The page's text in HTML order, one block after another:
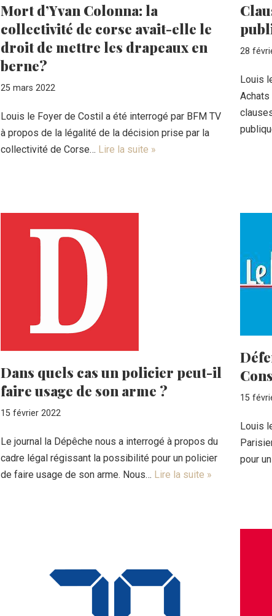
Mort d’Yvan Colonna: la
collectivité de corse avait-elle le
droit de mettre les drapeaux en
berne?
25 mars 2022
Louis le Foyer de Costil a été interrogé par BFM TV
à propos de la légalité de la décision prise par la
collectivité de Corse… Lire la suite »
28
Louis
Dans quels cas un policier peut-il
faire usage de son arme ?
15 février 2022
Le journal la Dépêche nous a interrogé à propos du
cadre légal régissant la possibilité pour un policier
de faire usage de son arme. Nous… Lire la suite »
15
Louis
pour